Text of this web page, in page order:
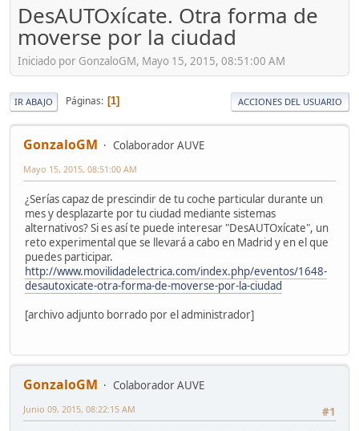
DesAUTOxícate. Otra forma de
moverse por la ciudad
Iniciado por GonzaloGM, Mayo 15, 2015, 08:51:00 AM
IR ABAJO Páginas 1 ACCIONES DEL USUARIO
GonzaloGM Colaborador AUVE
Mayo 15, 2015, 08:51:00 AM
¿Serías capaz de prescindir de tu coche particular durante un
mes y desplazarte por tu ciudad mediante sistemas
alternativos? Si es así te puede interesar "DesAUTOxícate", un
reto experimental que se llevará a cabo en Madrid y en el que
puedes participar.
http://www.movilidadelectrica.com/index.php/eventos/1648-
desautoxicate-otra-forma-de-moverse-por-la-ciudad
[archivo adjunto borrado por el administrador]
GonzaloGM
Colaborador AUVE
#1
Junio 09, 2015, 08:22:15 AM